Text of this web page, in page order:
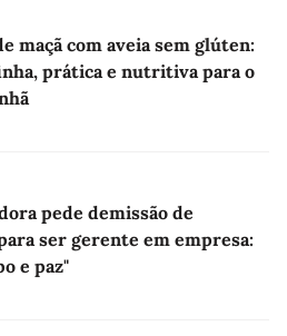
maçã com aveia sem glúten:
prática e nutritiva para o
pede demissão de
ser gerente em empresa:
e paz"